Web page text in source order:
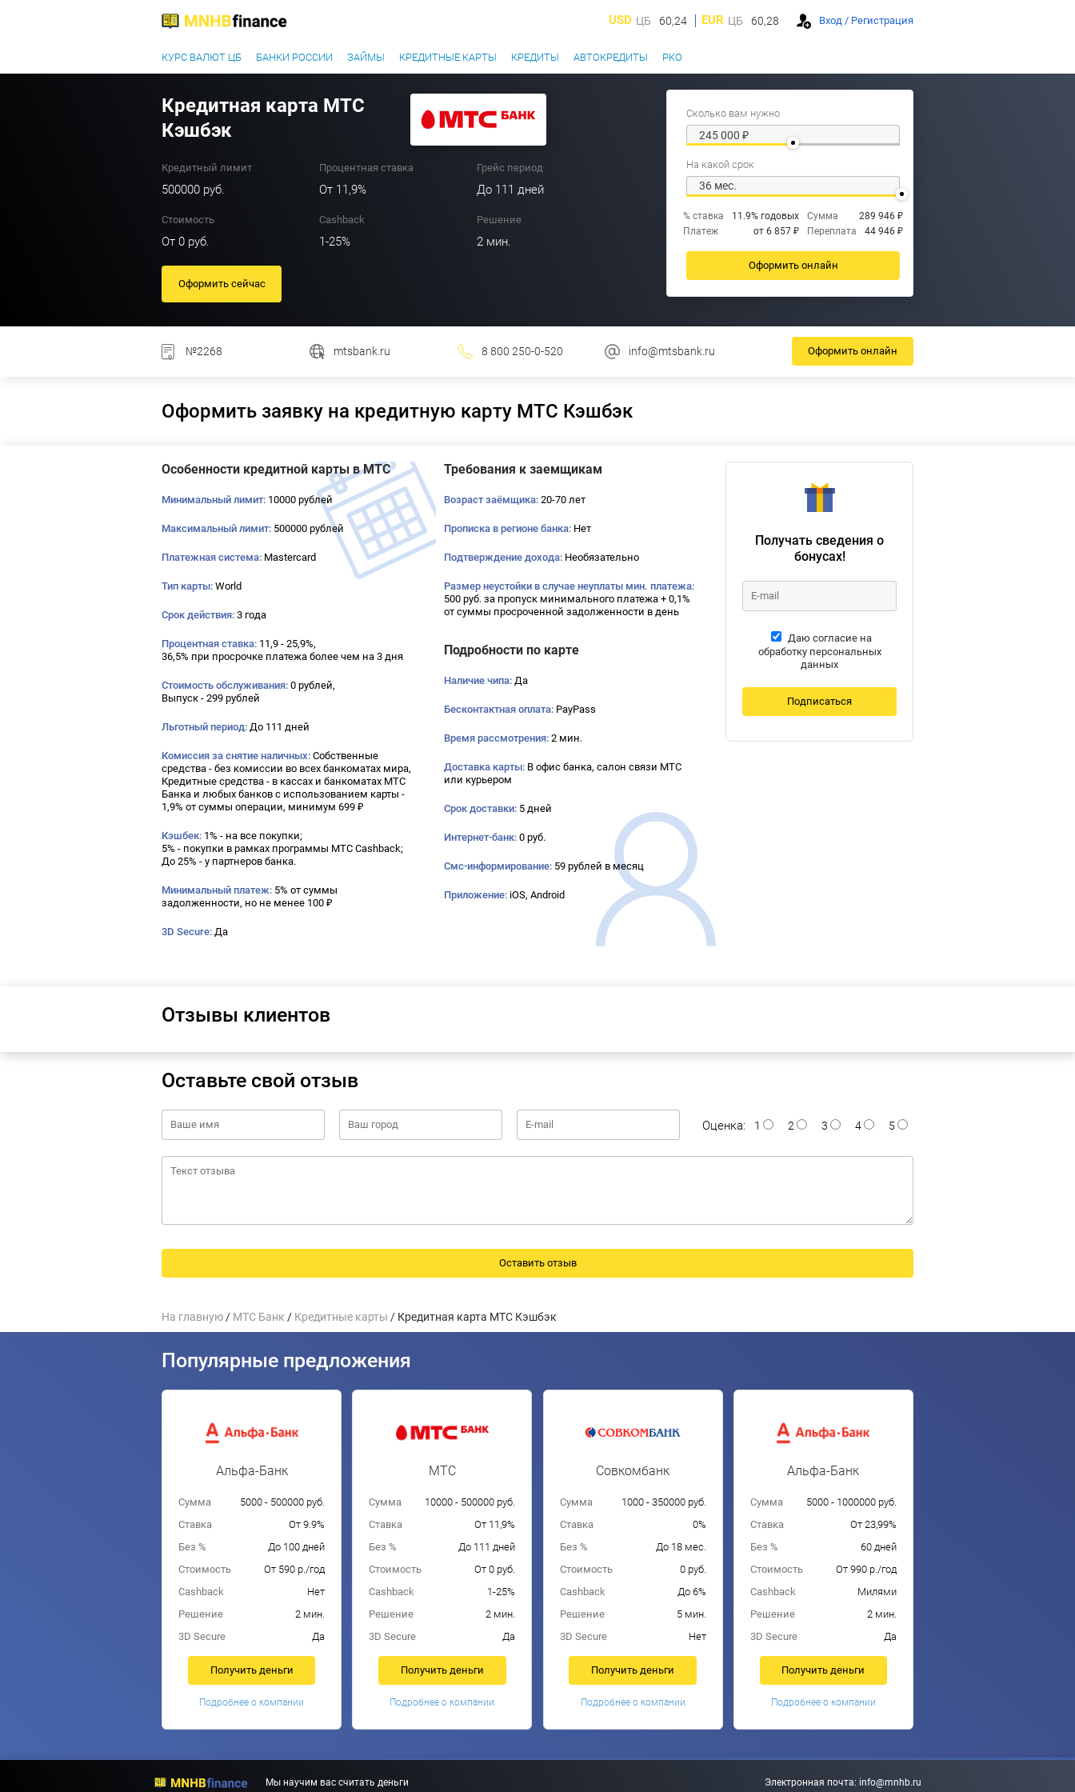
USD ЦБ 60,24 EUR ЦБ 60,28 Вход / Регистрация
КУРС ВАЛЮТ ЦБ БАНКИ РОССИИ ЗАЙМЫ КРЕДИТНЫЕ КАРТЫ КРЕДИТЫ АВТОКРЕДИТЫ РКО
Кредитная карта МТС
Кэшбэк
Кредитный лимит
500000 руб.
Процентная ставка
От 11,9%
Грейс период
До 111 дней
Стоимость
От 0 руб.
Cashback
1-25%
Решение
2 мин.
Оформить сейчас
Сколько вам нужно
На какой срок
% ставка
11.9% годовых
Платеж
от 6 857 ₽
Сумма
289 946 ₽
Переплата
44 946 ₽
Оформить онлайн
№2268 mtsbank.ru 8 800 250-0-520 info@mtsbank.ru Оформить онлайн
Оформить заявку на кредитную карту МТС Кэшбэк
Особенности кредитной карты в МТС
Минимальный лимит: 10000 рублей
Максимальный лимит: 500000 рублей
Платежная система: Mastercard
Тип карты: World
Срок действия: 3 года
Процентная ставка: 11,9 - 25,9%,
36,5% при просрочке платежа более чем на 3 дня
Стоимость обслуживания: 0 рублей,
Выпуск - 299 рублей
Льготный период: До 111 дней
Комиссия за снятие наличных: Собственные
средства - без комиссии во всех банкоматах мира,
Кредитные средства - в кассах и банкоматах МТС
Банка и любых банков с использованием карты -
1,9% от суммы операции, минимум 699 ₽
Кэшбек: 1% - на все покупки;
5% - покупки в рамках программы МТС Cashback;
До 25% - у партнеров банка.
Минимальный платеж: 5% от суммы
задолженности, но не менее 100 ₽
3D Secure: Да
Требования к заемщикам
Возраст заёмщика:20-70 лет
Прописка в регионе банка:Нет
Подтверждение дохода:Необязательно
Размер неустойки в случае неуплаты мин. платежа:
500 руб. за пропуск минимального платежа + 0,1%
от суммы просроченной задолженности в день
Подробности по карте
Наличие чипа:Да
Бесконтактная оплата:PayPass
Время рассмотрения:2 мин.
Доставка карты:В офис банка, салон связи МТС
или курьером
Срок доставки:5 дней
Интернет-банк:0 руб.
Смс-информирование:59 рублей в месяц
Приложение:iOS, Android
Получать сведения о
бонусах!
Даю согласие на
обработку персональных
данных
Подписаться
Отзывы клиентов
Оставьте свой отзыв
Оценка: 1 2 3 4 5
На главную / МТС Банк / Кредитные карты / Кредитная карта МТС Кэшбэк
Популярные предложения
Альфа-Банк
Сумма
5000 - 500000 руб.
Ставка
От 9.9%
Без %
До 100 дней
Стоимость
От 590 р./год
Cashback
Нет
Решение
2 мин.
3D Secure
Да
Получить деньги
Подробнее о компании
МТС
Сумма
10000 - 500000 руб.
Ставка
От 11,9%
Без %
До 111 дней
Стоимость
От 0 руб.
Cashback
1-25%
Решение
2 мин.
3D Secure
Да
Получить деньги
Подробнее о компании
Совкомбанк
Сумма
1000 - 350000 руб.
Ставка
0%
Без %
До 18 мес.
Стоимость
0 руб.
Cashback
До 6%
Решение
5 мин.
3D Secure
Нет
Получить деньги
Подробнее о компании
Альфа-Банк
Сумма
5000 - 1000000 руб.
Ставка
От 23,99%
Без %
60 дней
Стоимость
От 990 р./год
Cashback
Милями
Решение
2 мин.
3D Secure
Да
Получить деньги
Подробнее о компании
Мы научим вас считать деньги Электронная почта: info@mnhb.ru